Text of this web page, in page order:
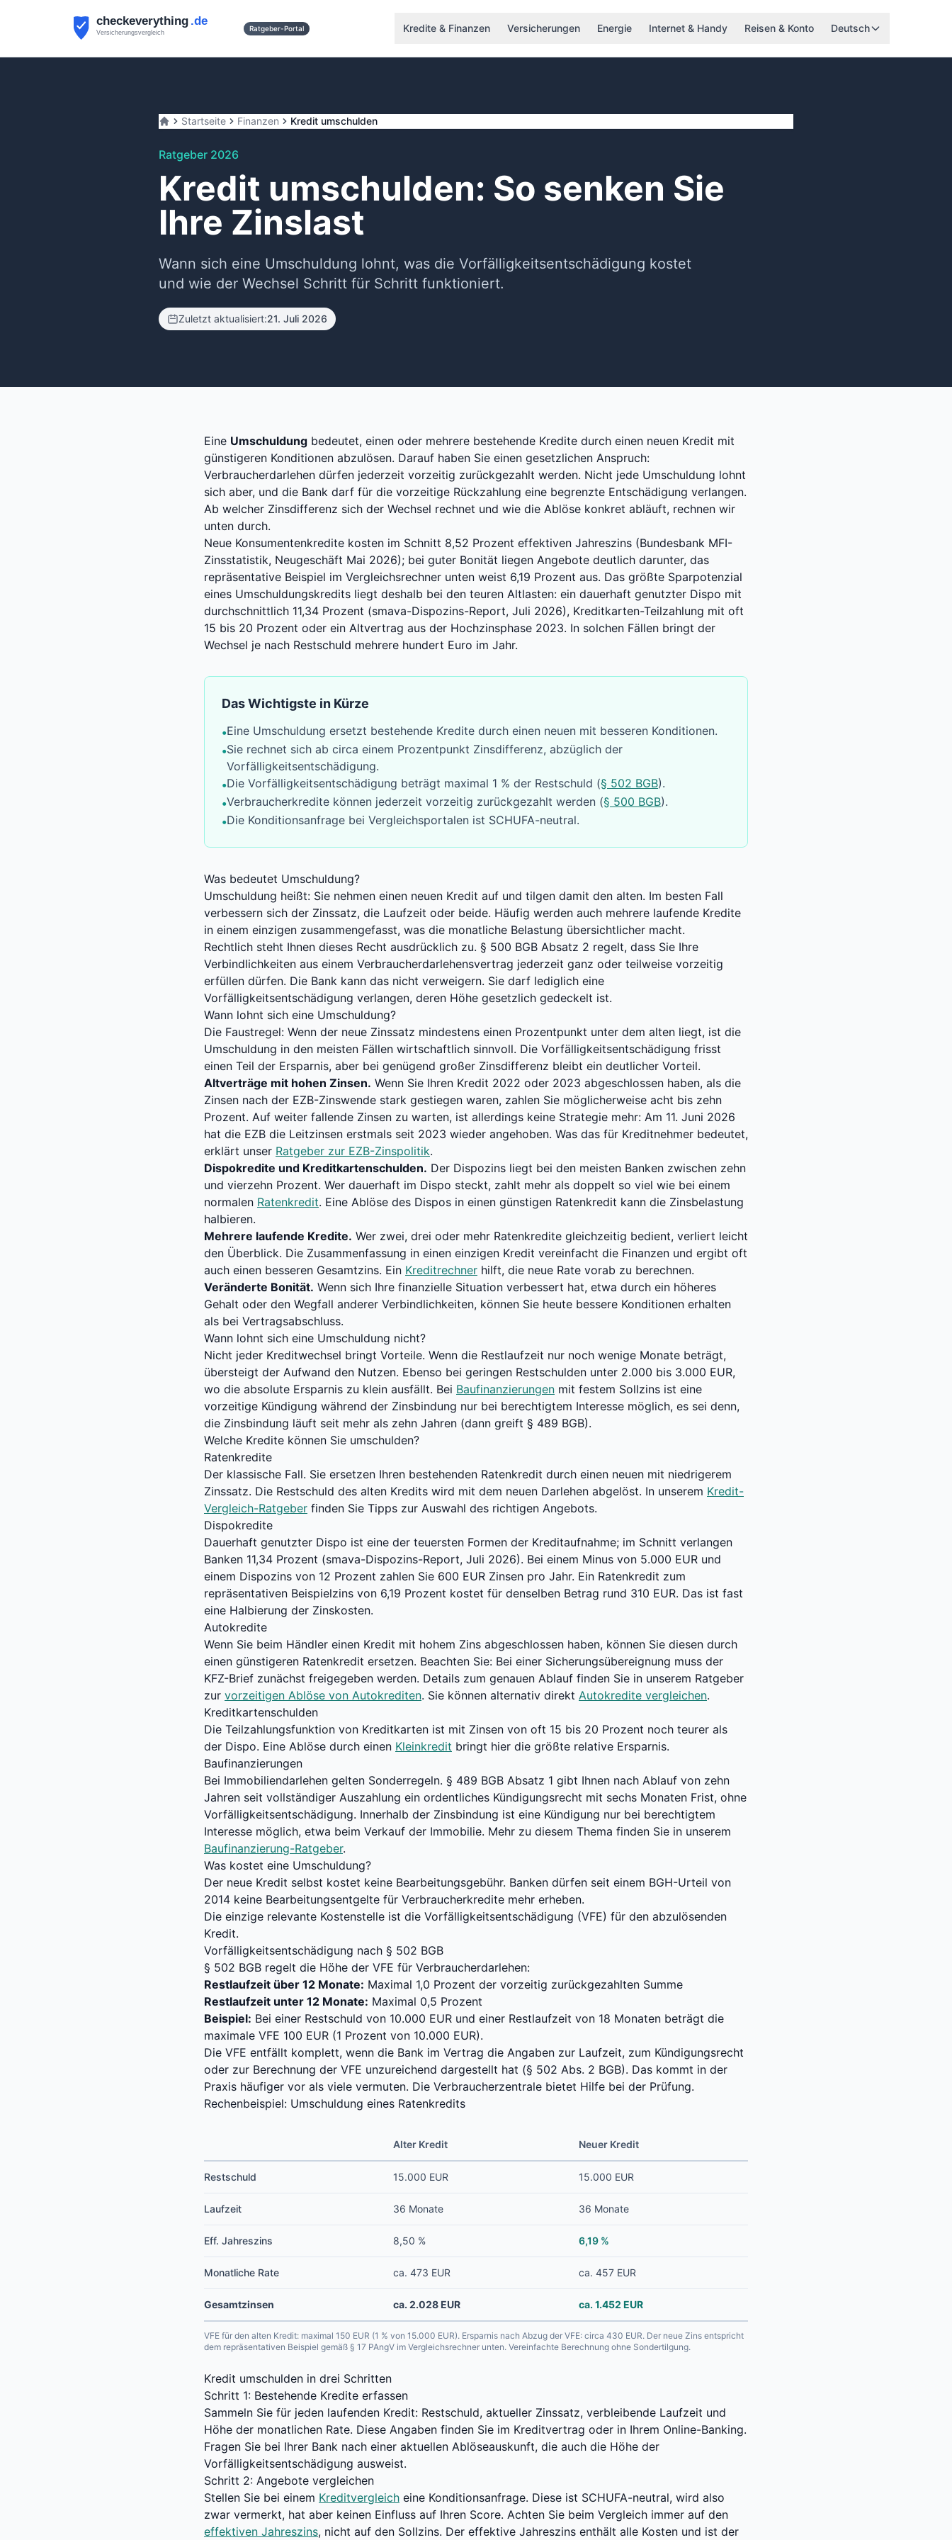
Ratgeber-Portal Kredite & Finanzen Versicherungen Energie Internet & Handy Reisen & Konto Deutsch
Startseite Finanzen Kredit umschulden
Ratgeber 2026
Kredit umschulden: So senken Sie
Ihre Zinslast
Wann sich eine Umschuldung lohnt, was die Vorfälligkeitsentschädigung kostet
und wie der Wechsel Schritt für Schritt funktioniert.
Zuletzt aktualisiert:21. Juli 2026
Eine Umschuldung bedeutet, einen oder mehrere bestehende Kredite durch einen neuen Kredit mit
günstigeren Konditionen abzulösen. Darauf haben Sie einen gesetzlichen Anspruch:
Verbraucherdarlehen dürfen jederzeit vorzeitig zurückgezahlt werden. Nicht jede Umschuldung lohnt
sich aber, und die Bank darf für die vorzeitige Rückzahlung eine begrenzte Entschädigung verlangen.
Ab welcher Zinsdifferenz sich der Wechsel rechnet und wie die Ablöse konkret abläuft, rechnen wir
unten durch.
Neue Konsumentenkredite kosten im Schnitt 8,52 Prozent effektiven Jahreszins (Bundesbank MFI-
Zinsstatistik, Neugeschäft Mai 2026); bei guter Bonität liegen Angebote deutlich darunter, das
repräsentative Beispiel im Vergleichsrechner unten weist 6,19 Prozent aus. Das größte Sparpotenzial
eines Umschuldungskredits liegt deshalb bei den teuren Altlasten: ein dauerhaft genutzter Dispo mit
durchschnittlich 11,34 Prozent (smava-Dispozins-Report, Juli 2026), Kreditkarten-Teilzahlung mit oft
15 bis 20 Prozent oder ein Altvertrag aus der Hochzinsphase 2023. In solchen Fällen bringt der
Wechsel je nach Restschuld mehrere hundert Euro im Jahr.
Das Wichtigste in Kürze
•Eine Umschuldung ersetzt bestehende Kredite durch einen neuen mit besseren Konditionen.
•Sie rechnet sich ab circa einem Prozentpunkt Zinsdifferenz, abzüglich der
Vorfälligkeitsentschädigung.
•Die Vorfälligkeitsentschädigung beträgt maximal 1 % der Restschuld (§ 502 BGB).
•Verbraucherkredite können jederzeit vorzeitig zurückgezahlt werden (§ 500 BGB).
•Die Konditionsanfrage bei Vergleichsportalen ist SCHUFA-neutral.
Was bedeutet Umschuldung?
Umschuldung heißt: Sie nehmen einen neuen Kredit auf und tilgen damit den alten. Im besten Fall
verbessern sich der Zinssatz, die Laufzeit oder beide. Häufig werden auch mehrere laufende Kredite
in einem einzigen zusammengefasst, was die monatliche Belastung übersichtlicher macht.
Rechtlich steht Ihnen dieses Recht ausdrücklich zu. § 500 BGB Absatz 2 regelt, dass Sie Ihre
Verbindlichkeiten aus einem Verbraucherdarlehensvertrag jederzeit ganz oder teilweise vorzeitig
erfüllen dürfen. Die Bank kann das nicht verweigern. Sie darf lediglich eine
Vorfälligkeitsentschädigung verlangen, deren Höhe gesetzlich gedeckelt ist.
Wann lohnt sich eine Umschuldung?
Die Faustregel: Wenn der neue Zinssatz mindestens einen Prozentpunkt unter dem alten liegt, ist die
Umschuldung in den meisten Fällen wirtschaftlich sinnvoll. Die Vorfälligkeitsentschädigung frisst
einen Teil der Ersparnis, aber bei genügend großer Zinsdifferenz bleibt ein deutlicher Vorteil.
Altverträge mit hohen Zinsen. Wenn Sie Ihren Kredit 2022 oder 2023 abgeschlossen haben, als die
Zinsen nach der EZB-Zinswende stark gestiegen waren, zahlen Sie möglicherweise acht bis zehn
Prozent. Auf weiter fallende Zinsen zu warten, ist allerdings keine Strategie mehr: Am 11. Juni 2026
hat die EZB die Leitzinsen erstmals seit 2023 wieder angehoben. Was das für Kreditnehmer bedeutet,
erklärt unser Ratgeber zur EZB-Zinspolitik.
Dispokredite und Kreditkartenschulden. Der Dispozins liegt bei den meisten Banken zwischen zehn
und vierzehn Prozent. Wer dauerhaft im Dispo steckt, zahlt mehr als doppelt so viel wie bei einem
normalen Ratenkredit. Eine Ablöse des Dispos in einen günstigen Ratenkredit kann die Zinsbelastung
halbieren.
Mehrere laufende Kredite. Wer zwei, drei oder mehr Ratenkredite gleichzeitig bedient, verliert leicht
den Überblick. Die Zusammenfassung in einen einzigen Kredit vereinfacht die Finanzen und ergibt oft
auch einen besseren Gesamtzins. Ein Kreditrechner hilft, die neue Rate vorab zu berechnen.
Veränderte Bonität. Wenn sich Ihre finanzielle Situation verbessert hat, etwa durch ein höheres
Gehalt oder den Wegfall anderer Verbindlichkeiten, können Sie heute bessere Konditionen erhalten
als bei Vertragsabschluss.
Wann lohnt sich eine Umschuldung nicht?
Nicht jeder Kreditwechsel bringt Vorteile. Wenn die Restlaufzeit nur noch wenige Monate beträgt,
übersteigt der Aufwand den Nutzen. Ebenso bei geringen Restschulden unter 2.000 bis 3.000 EUR,
wo die absolute Ersparnis zu klein ausfällt. Bei Baufinanzierungen mit festem Sollzins ist eine
vorzeitige Kündigung während der Zinsbindung nur bei berechtigtem Interesse möglich, es sei denn,
die Zinsbindung läuft seit mehr als zehn Jahren (dann greift § 489 BGB).
Welche Kredite können Sie umschulden?
Ratenkredite
Der klassische Fall. Sie ersetzen Ihren bestehenden Ratenkredit durch einen neuen mit niedrigerem
Zinssatz. Die Restschuld des alten Kredits wird mit dem neuen Darlehen abgelöst. In unserem Kredit-
Vergleich-Ratgeber finden Sie Tipps zur Auswahl des richtigen Angebots.
Dispokredite
Dauerhaft genutzter Dispo ist eine der teuersten Formen der Kreditaufnahme; im Schnitt verlangen
Banken 11,34 Prozent (smava-Dispozins-Report, Juli 2026). Bei einem Minus von 5.000 EUR und
einem Dispozins von 12 Prozent zahlen Sie 600 EUR Zinsen pro Jahr. Ein Ratenkredit zum
repräsentativen Beispielzins von 6,19 Prozent kostet für denselben Betrag rund 310 EUR. Das ist fast
eine Halbierung der Zinskosten.
Autokredite
Wenn Sie beim Händler einen Kredit mit hohem Zins abgeschlossen haben, können Sie diesen durch
einen günstigeren Ratenkredit ersetzen. Beachten Sie: Bei einer Sicherungsübereignung muss der
KFZ-Brief zunächst freigegeben werden. Details zum genauen Ablauf finden Sie in unserem Ratgeber
zur vorzeitigen Ablöse von Autokrediten. Sie können alternativ direkt Autokredite vergleichen.
Kreditkartenschulden
Die Teilzahlungsfunktion von Kreditkarten ist mit Zinsen von oft 15 bis 20 Prozent noch teurer als
der Dispo. Eine Ablöse durch einen Kleinkredit bringt hier die größte relative Ersparnis.
Baufinanzierungen
Bei Immobiliendarlehen gelten Sonderregeln. § 489 BGB Absatz 1 gibt Ihnen nach Ablauf von zehn
Jahren seit vollständiger Auszahlung ein ordentliches Kündigungsrecht mit sechs Monaten Frist, ohne
Vorfälligkeitsentschädigung. Innerhalb der Zinsbindung ist eine Kündigung nur bei berechtigtem
Interesse möglich, etwa beim Verkauf der Immobilie. Mehr zu diesem Thema finden Sie in unserem
Baufinanzierung-Ratgeber.
Was kostet eine Umschuldung?
Der neue Kredit selbst kostet keine Bearbeitungsgebühr. Banken dürfen seit einem BGH-Urteil von
2014 keine Bearbeitungsentgelte für Verbraucherkredite mehr erheben.
Die einzige relevante Kostenstelle ist die Vorfälligkeitsentschädigung (VFE) für den abzulösenden
Kredit.
Vorfälligkeitsentschädigung nach § 502 BGB
§ 502 BGB regelt die Höhe der VFE für Verbraucherdarlehen:
Restlaufzeit über 12 Monate: Maximal 1,0 Prozent der vorzeitig zurückgezahlten Summe
Restlaufzeit unter 12 Monate: Maximal 0,5 Prozent
Beispiel: Bei einer Restschuld von 10.000 EUR und einer Restlaufzeit von 18 Monaten beträgt die
maximale VFE 100 EUR (1 Prozent von 10.000 EUR).
Die VFE entfällt komplett, wenn die Bank im Vertrag die Angaben zur Laufzeit, zum Kündigungsrecht
oder zur Berechnung der VFE unzureichend dargestellt hat (§ 502 Abs. 2 BGB). Das kommt in der
Praxis häufiger vor als viele vermuten. Die Verbraucherzentrale bietet Hilfe bei der Prüfung.
Rechenbeispiel: Umschuldung eines Ratenkredits
Alter Kredit Neuer Kredit
Restschuld 15.000 EUR 15.000 EUR
Laufzeit 36 Monate 36 Monate
Eff. Jahreszins 8,50 % 6,19 %
Monatliche Rate ca. 473 EUR ca. 457 EUR
Gesamtzinsen ca. 2.028 EUR ca. 1.452 EUR
VFE für den alten Kredit: maximal 150 EUR (1 % von 15.000 EUR). Ersparnis nach Abzug der VFE: circa 430 EUR. Der neue Zins entspricht
dem repräsentativen Beispiel gemäß § 17 PAngV im Vergleichsrechner unten. Vereinfachte Berechnung ohne Sondertilgung.
Kredit umschulden in drei Schritten
Schritt 1: Bestehende Kredite erfassen
Sammeln Sie für jeden laufenden Kredit: Restschuld, aktueller Zinssatz, verbleibende Laufzeit und
Höhe der monatlichen Rate. Diese Angaben finden Sie im Kreditvertrag oder in Ihrem Online-Banking.
Fragen Sie bei Ihrer Bank nach einer aktuellen Ablöseauskunft, die auch die Höhe der
Vorfälligkeitsentschädigung ausweist.
Schritt 2: Angebote vergleichen
Stellen Sie bei einem Kreditvergleich eine Konditionsanfrage. Diese ist SCHUFA-neutral, wird also
zwar vermerkt, hat aber keinen Einfluss auf Ihren Score. Achten Sie beim Vergleich immer auf den
effektiven Jahreszins, nicht auf den Sollzins. Der effektive Jahreszins enthält alle Kosten und ist der